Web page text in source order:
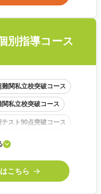
別指導コース
難関私立校突破コース
関私立校突破コース
テスト90点突破コース
から始めるコース
こちら